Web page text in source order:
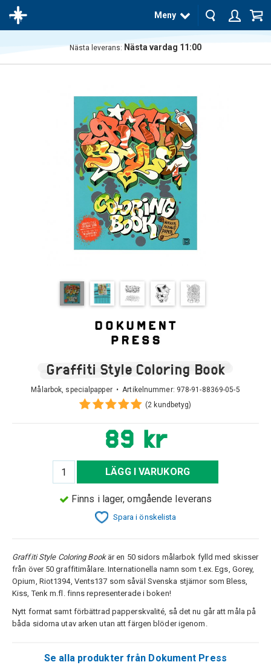
Meny
Nästa leverans: Nästa vardag 11:00
Graffiti Style Coloring Book
Målarbok, specialpapper • Artikelnummer: 978-91-88369-05-5
(2 kundbetyg)
89 kr
LÄGG I VARUKORG
Finns i lager, omgående leverans
Spara i önskelista
Graffiti Style Coloring Book är en 50 sidors målarbok fylld med skisser
från över 50 graffitimålare. Internationella namn som t.ex. Egs, Gorey,
Opium, Riot1394, Vents137 som såväl Svenska stjärnor som Bless,
Kiss, Tenk m.fl. finns representerade i boken!
Nytt format samt förbättrad papperskvalité, så det nu går att måla på
båda sidorna utav arken utan att färgen blöder igenom.
Se alla produkter från Dokument Press